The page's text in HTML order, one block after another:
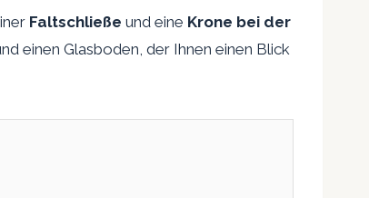
Faltschließe und eine Krone bei der
einen Glasboden, der Ihnen einen Blick